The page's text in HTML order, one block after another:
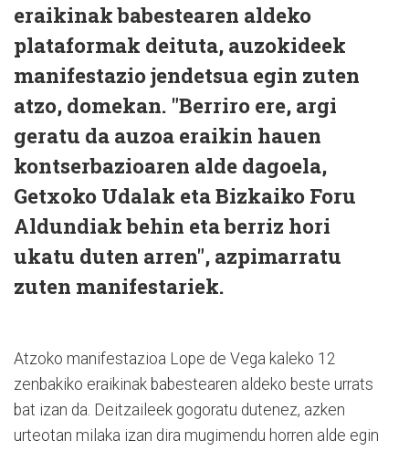
eraikinak babestearen aldeko
plataformak deituta, auzokideek
manifestazio jendetsua egin zuten
atzo, domekan. "Berriro ere, argi
geratu da auzoa eraikin hauen
kontserbazioaren alde dagoela,
Getxoko Udalak eta Bizkaiko Foru
Aldundiak behin eta berriz hori
ukatu duten arren", azpimarratu
zuten manifestariek.
Atzoko manifestazioa Lope de Vega kaleko 12
zenbakiko eraikinak babestearen aldeko beste urrats
bat izan da. Deitzaileek gogoratu dutenez, azken
urteotan milaka izan dira mugimendu horren alde egin